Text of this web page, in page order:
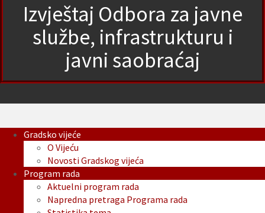
Izvještaj Odbora za javne
službe, infrastrukturu i
javni saobraćaj
Gradsko vijeće
O Vijeću
Novosti Gradskog vijeća
Program rada
Aktuelni program rada
Napredna pretraga Programa rada